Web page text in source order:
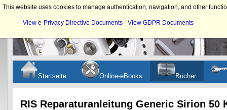
Startseite Online-eBooks Bücher
RIS Reparaturanleitung Generic Sirion
This website uses cookies to manage authentication, navigation, and other
View e-Privacy Directive Documents View GDPR Documents